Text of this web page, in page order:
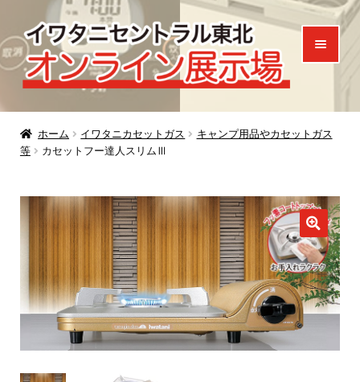
ナ
ビ
ゲ
ー
シ
ョ
ン
ス
キ
コ
ン
テ
ン
ツ
へ
ス
ッ
プ
ホーム
ご来場特典
お知らせ
お問い合わせ
ホーム イワタニカセットガス
キャンプ用品やカセットガス
等
カセットフー達人スリムⅢ